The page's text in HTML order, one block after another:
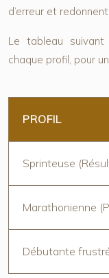
d’erreur et
Le tableau
chaque profil, pour
PROFIL
Sprinteuse
Marathonienne
Débutante